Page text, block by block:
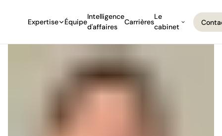
Expertise Équipe
Intelligence
d'affaires
Carrières
Le
cabinet